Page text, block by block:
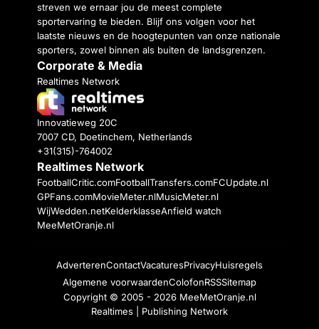
streven we ernaar jou de meest complete
sportervaring te bieden. Blijf ons volgen voor het
laatste nieuws en de hoogtepunten van onze nationale
sporters, zowel binnen als buiten de landsgrenzen.
Corporate & Media
Realtimes Network
Innovatieweg 20C
7007 CD, Doetinchem, Netherlands
+31(315)-764002
Realtimes Network
FootballCritic.comFootballTransfers.comFCUpdate.nl
GPFans.comMovieMeter.nlMusicMeter.nl
WijWedden.netKelderklasseAnfield watch
MeeMetOranje.nl
AdverterenContactVacaturesPrivacyHuisregels
Algemene voorwaardenColofonRSSSitemap
Copyright © 2005 - 2026 MeeMetOranje.nl
Realtimes | Publishing Network